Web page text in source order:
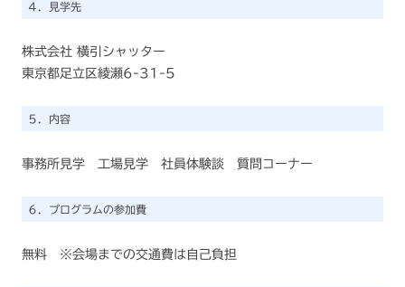
４．見学先
株式会社 横引シャッター
東京都足立区綾瀬6-31-5
５．内容
事務所見学 工場見学 社員体験談 質問コーナー
６．プログラムの参加費
無料 ※会場までの交通費は自己負担